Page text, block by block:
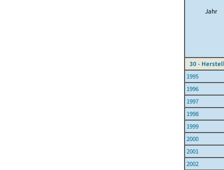
Jahr
30 -
1995
1996
1997
1998
1999
2000
2001
2002